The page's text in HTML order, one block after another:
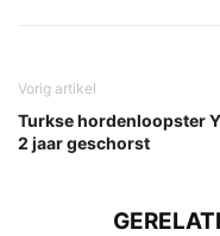
Vorig artikel
Turkse hordenloopster
2 jaar geschorst